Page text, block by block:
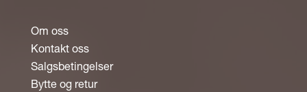
Om oss
Kontakt oss
Salgsbetingelser
Bytte og retur